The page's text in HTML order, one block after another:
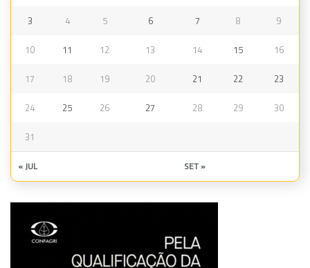
3 4 5 6 7 8 9
10 11 12 13 14 15 16
17 18 19 20 21 22 23
24 25 26 27 28 29 30
31
« JUL SET »